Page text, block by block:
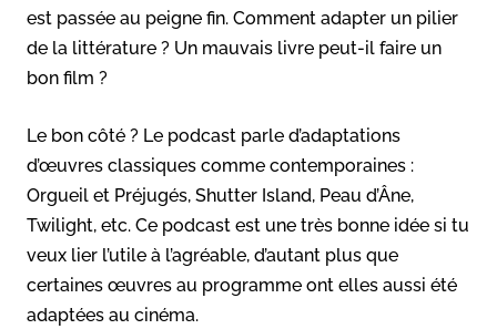
est passée au peigne fin. Comment adapter un pilier
de la littérature ? Un mauvais livre peut-il faire un
bon film ?
Le bon côté ? Le podcast parle d’adaptations
d’œuvres classiques comme contemporaines :
Orgueil et Préjugés, Shutter Island, Peau d’Âne,
Twilight, etc. Ce podcast est une très bonne idée si tu
veux lier l’utile à l’agréable, d’autant plus que
certaines œuvres au programme ont elles aussi été
adaptées au cinéma.